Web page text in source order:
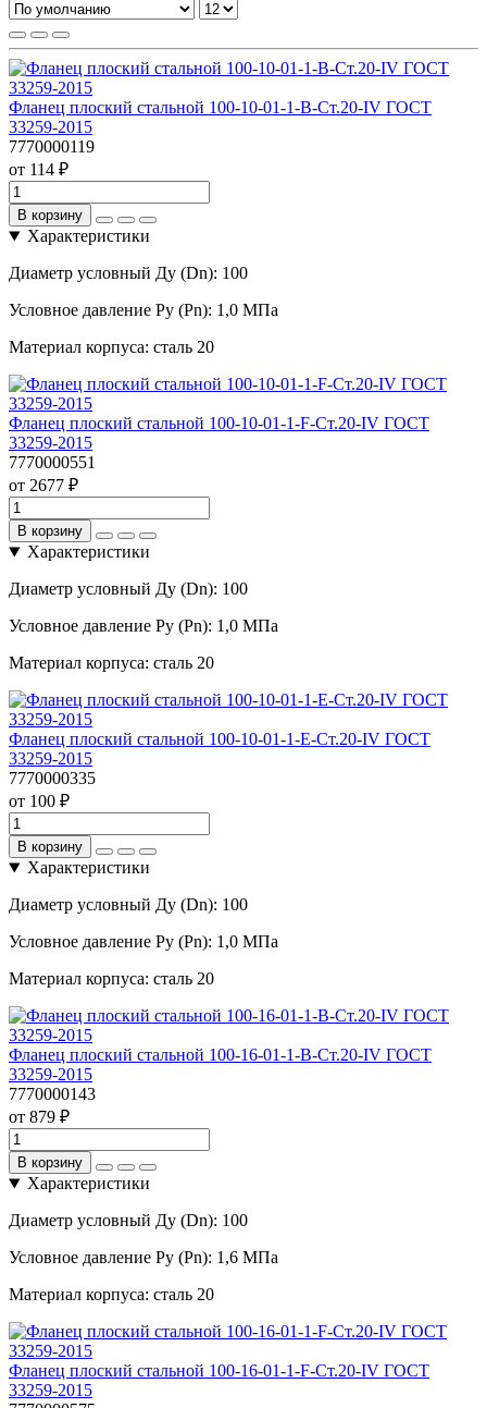
Фланец плоский стальной 100-10-01-1-B-Ст.20-IV ГОСТ
33259-2015
7770000119
от 114 ₽
В корзину
Характеристики
Диаметр условный Ду (Dn): 100
Условное давление Ру (Pn): 1,0 МПа
Материал корпуса: сталь 20
Фланец плоский стальной 100-10-01-1-F-Ст.20-IV ГОСТ
33259-2015
7770000551
от 2677 ₽
В корзину
Характеристики
Диаметр условный Ду (Dn): 100
Условное давление Ру (Pn): 1,0 МПа
Материал корпуса: сталь 20
Фланец плоский стальной 100-10-01-1-Е-Ст.20-IV ГОСТ
33259-2015
7770000335
от 100 ₽
В корзину
Характеристики
Диаметр условный Ду (Dn): 100
Условное давление Ру (Pn): 1,0 МПа
Материал корпуса: сталь 20
Фланец плоский стальной 100-16-01-1-B-Ст.20-IV ГОСТ
33259-2015
7770000143
от 879 ₽
В корзину
Характеристики
Диаметр условный Ду (Dn): 100
Условное давление Ру (Pn): 1,6 МПа
Материал корпуса: сталь 20
Фланец плоский стальной 100-16-01-1-F-Ст.20-IV ГОСТ
33259-2015